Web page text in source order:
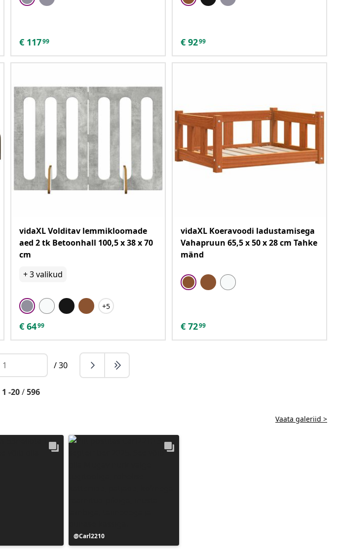
€ 11799 € 9299
vidaXL Volditav lemmikloomade
aed 2 tk Betoonhall 100,5 x 38 x 70
cm
+3valikud
+5
€ 6499
vidaXL Koeravoodi ladustamisega
Vahapruun 65,5 x 50 x 28 cm Tahke
mänd
€ 7299
/ 30
1 -20/596
Vaata galeriid >
Postitus
avaldatud
Carl2210